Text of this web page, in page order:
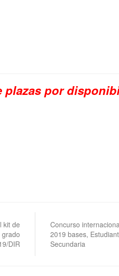
plazas por
kit de
DIR
Concurso
2019 bases,
Secundaria